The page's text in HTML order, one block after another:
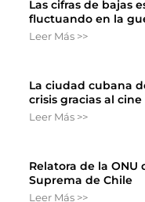
Las cifras de bajas
fluctuando en la
Leer Más >>
La ciudad cubana
crisis gracias al cine
Leer Más >>
Relatora de la
Suprema de Chile
Leer Más >>